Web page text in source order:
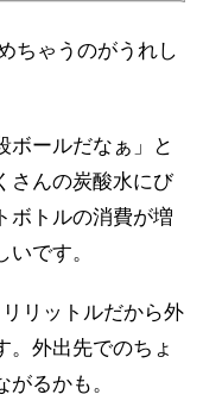
ちゃうのがうれし
ボールだなぁ」と
さんの炭酸水にび
ボトルの消費が増
です。
リットルだから外
。外出先でのちょ
るかも。